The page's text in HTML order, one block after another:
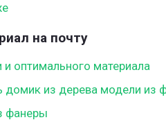
на почту
оптимального материала
домик из дерева модели из
фанеры